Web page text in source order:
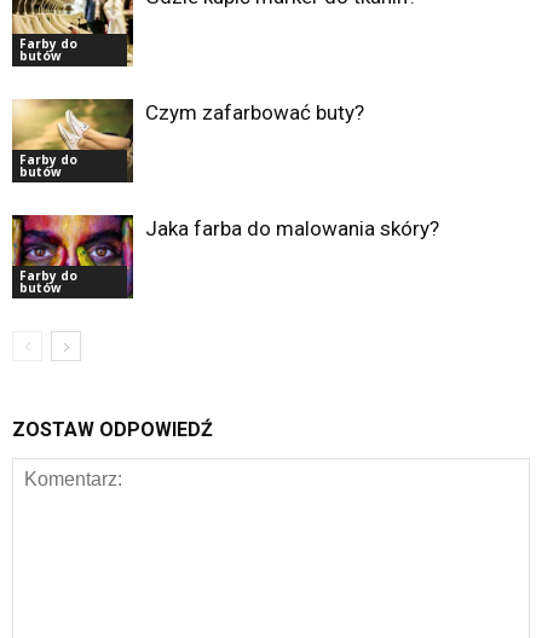
Farby do
butów
Farby do
butów
Czym zafarbować buty?
Farby do
butów
Jaka farba do malowania skóry?
ZOSTAW ODPOWIEDŹ